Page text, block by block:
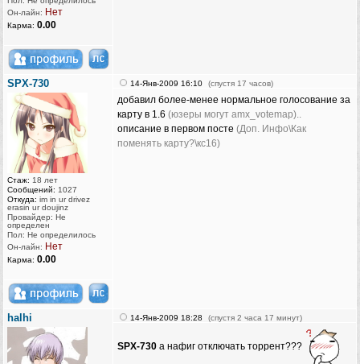
Он-лайн: Нет
Карма: 0.00
SPX-730
Стаж: 18 лет
Сообщений: 1027
Откуда: im in ur drivez
erasin ur doujinz
Провайдер: Не
определен
Пол: Не определилось
Он-лайн: Нет
Карма: 0.00
14-Янв-2009 16:10 (спустя 17 часов)
добавил более-менее нормальное голосование за
карту в 1.6 (юзеры могут amx_votemap)..
описание в первом посте (Доп. Инфо\Как
поменять карту?\кс16)
halhi 14-Янв-2009 18:28 (спустя 2 часа 17 минут)
SPX-730 а нафиг отключать торрент???